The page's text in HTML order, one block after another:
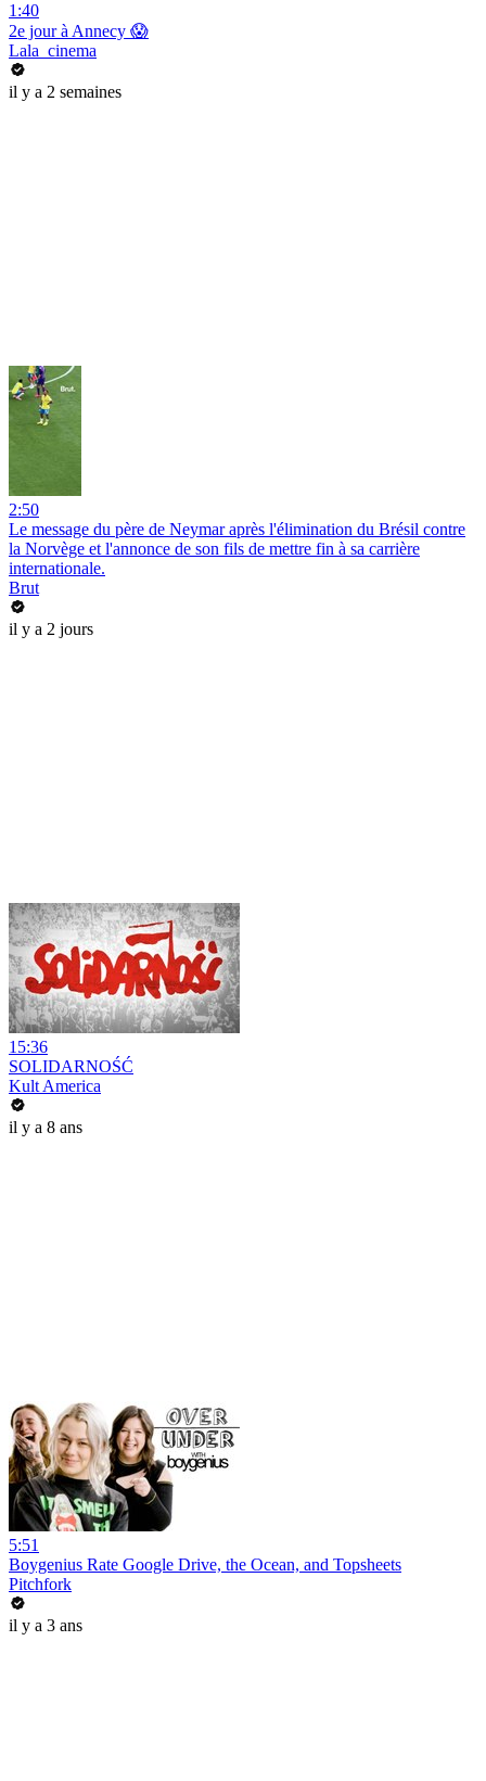
1:40
2e jour à Annecy 😱
Lala_cinema
il y a 2 semaines
2:50
Le message du père de Neymar après l'élimination du Brésil contre
la Norvège et l'annonce de son fils de mettre fin à sa carrière
internationale.
Brut
il y a 2 jours
15:36
SOLIDARNOŚĆ
Kult America
il y a 8 ans
5:51
Boygenius Rate Google Drive, the Ocean, and Topsheets
Pitchfork
il y a 3 ans